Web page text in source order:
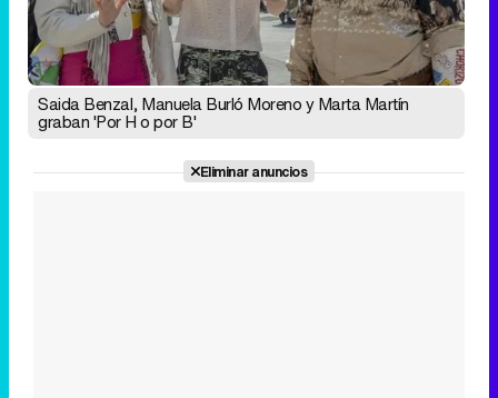
Saida Benzal, Manuela Burló Moreno y Marta Martín
graban 'Por H o por B'
Eliminar anuncios